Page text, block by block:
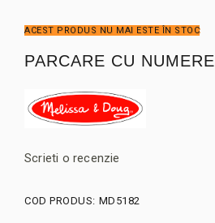
ACEST PRODUS NU MAI ESTE ÎN STOC
PARCARE CU NUMERE
Scrieti o recenzie
COD PRODUS: MD5182